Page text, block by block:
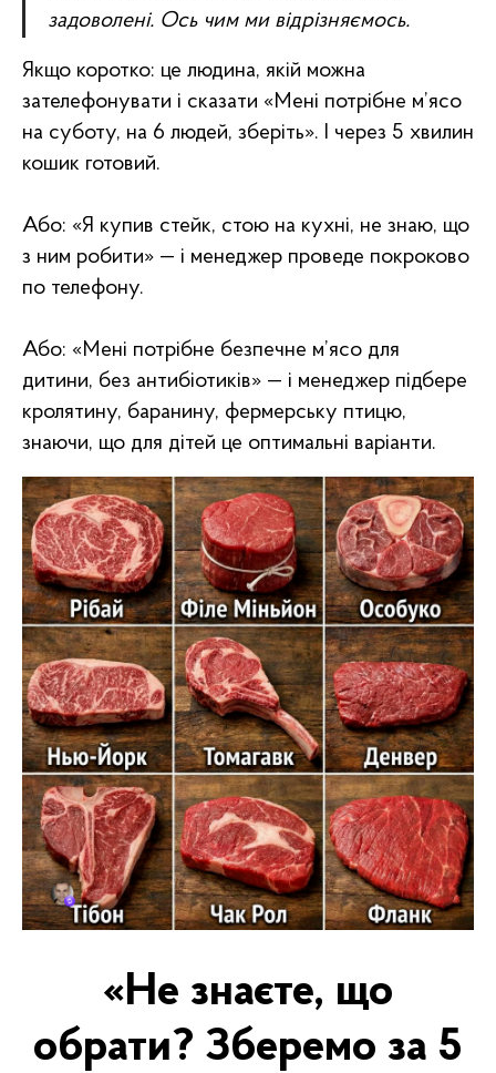
задоволені. Ось чим ми відрізняємось.
Якщо коротко: це людина, якій можна
зателефонувати і сказати «Мені потрібне м’ясо
на суботу, на 6 людей, зберіть». І через 5 хвилин
кошик готовий.
Або: «Я купив стейк, стою на кухні, не знаю, що
з ним робити» — і менеджер проведе покроково
по телефону.
Або: «Мені потрібне безпечне м’ясо для
дитини, без антибіотиків» — і менеджер підбере
кролятину, баранину, фермерську птицю,
знаючи, що для дітей це оптимальні варіанти.
«Не знаєте, що
обрати? Зберемо за 5